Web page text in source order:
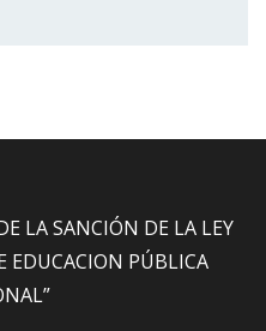
LA SANCIÓN DE LA LEY
EDUCACION PÚBLICA